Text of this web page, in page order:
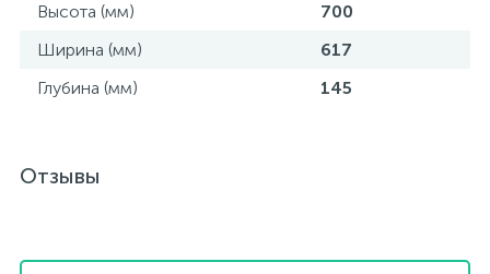
Высота (мм)
700
Ширина (мм)
617
Глубина (мм)
145
Отзывы